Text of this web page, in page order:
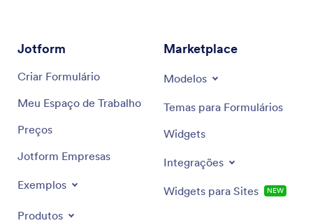
Jotform
Criar Formulário
Meu Espaço de Trabalho
Preços
Jotform Empresas
Exemplos
Produtos
Marketplace
Modelos
Temas para Formulários
Widgets
Integrações
Widgets para Sites NEW